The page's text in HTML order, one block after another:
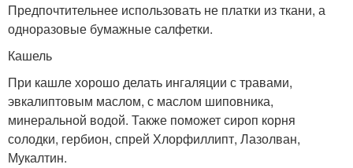
Предпочтительнее использовать не платки из ткани, а
одноразовые бумажные салфетки.
Кашель
При кашле хорошо делать ингаляции с травами,
эвкалиптовым маслом, с маслом шиповника,
минеральной водой. Также поможет сироп корня
солодки, гербион, спрей Хлорфиллипт, Лазолван,
Мукалтин.